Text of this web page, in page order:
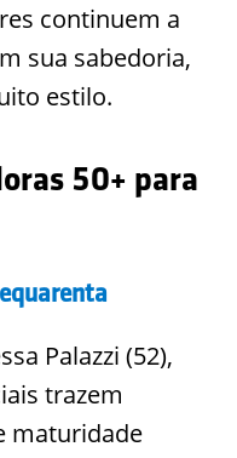
continuem a
sua sabedoria,
estilo.
50+ para
Palazzi (52),
trazem
maturidade